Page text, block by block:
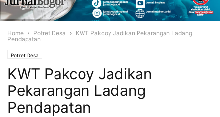
Home Potret Desa
KWT Pakcoy Jadikan Pekarangan Ladang
Pendapatan
Potret Desa
KWT Pakcoy Jadikan
Pekarangan Ladang
Pendapatan